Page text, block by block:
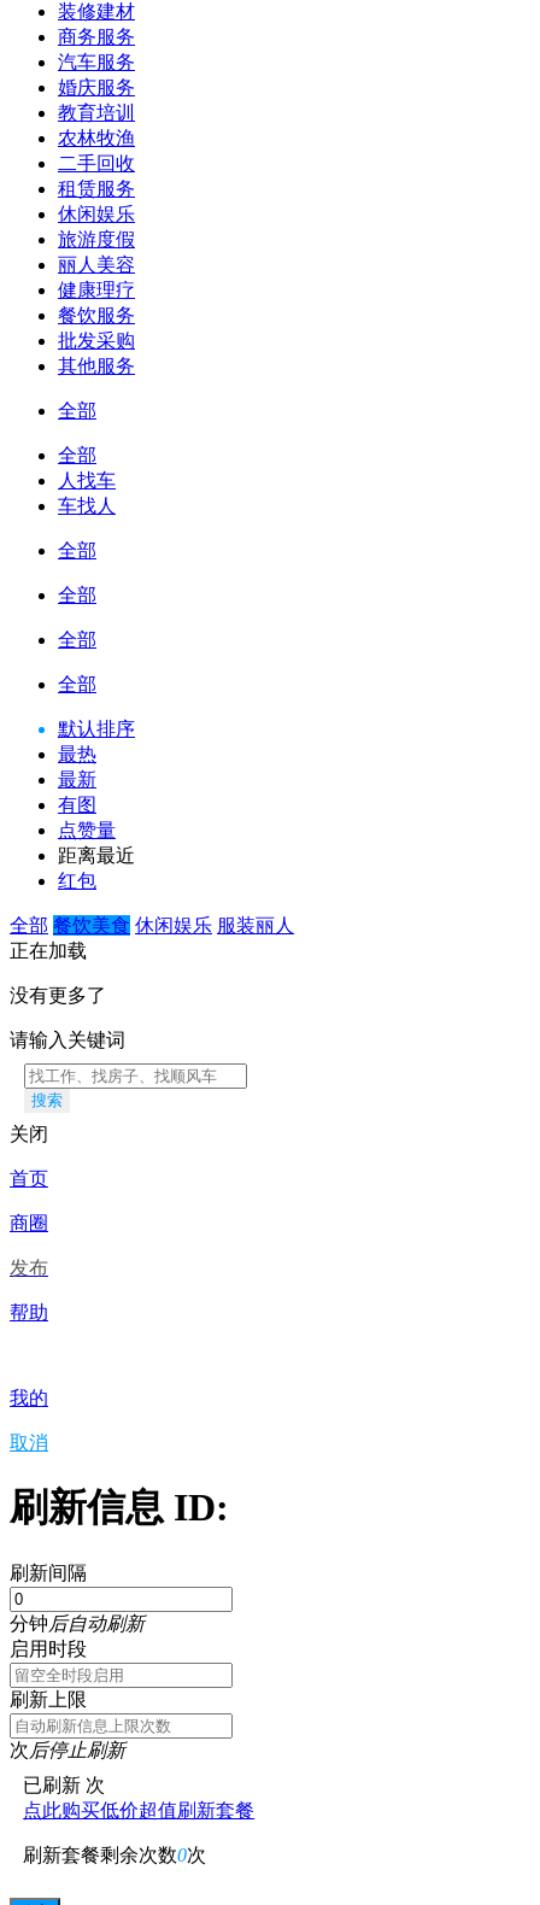
装修建材
商务服务
汽车服务
婚庆服务
教育培训
农林牧渔
二手回收
租赁服务
休闲娱乐
旅游度假
丽人美容
健康理疗
餐饮服务
批发采购
其他服务
全部
全部
人找车
车找人
全部
全部
全部
全部
默认排序
最热
最新
有图
点赞量
距离最近
红包
全部 餐饮美食 休闲娱乐 服装丽人
正在加载
没有更多了
请输入关键词
搜索
关闭
首页
商圈
发布
帮助
我的
取消
刷新信息 ID:
刷新间隔
分钟后自动刷新
启用时段
刷新上限
次后停止刷新
已刷新 次
点此购买低价超值刷新套餐
刷新套餐剩余次数0次